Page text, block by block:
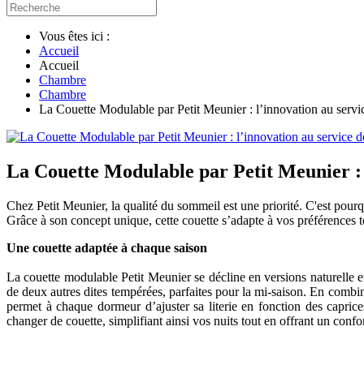
Vous êtes ici :
Accueil
Accueil
Chambre
Chambre
La Couette Modulable par Petit Meunier : l’innovation au
La Couette Modulable par Petit Meunier
Chez Petit Meunier, la qualité du sommeil est une priorité. C'est
Grâce à son concept unique, cette couette s’adapte à vos
Une couette adaptée à chaque saison
La couette modulable Petit Meunier se décline en versions naturelle
de deux autres dites tempérées, parfaites pour la mi-saison. En
permet à chaque dormeur d’ajuster sa literie en fonction des
changer de couette, simplifiant ainsi vos nuits tout en offrant un